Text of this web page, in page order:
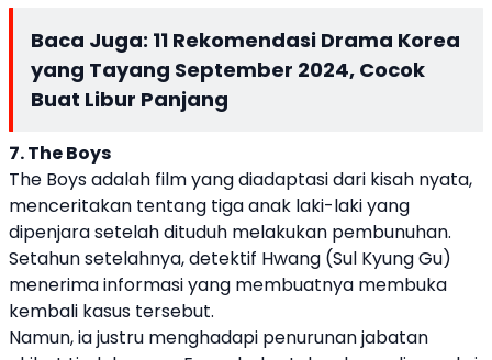
Baca Juga: 11 Rekomendasi Drama Korea
yang Tayang September 2024, Cocok
Buat Libur Panjang
7. The Boys
The Boys adalah film yang diadaptasi dari kisah nyata,
menceritakan tentang tiga anak laki-laki yang
dipenjara setelah dituduh melakukan pembunuhan.
Setahun setelahnya, detektif Hwang (Sul Kyung Gu)
menerima informasi yang membuatnya membuka
kembali kasus tersebut.
Namun, ia justru menghadapi penurunan jabatan